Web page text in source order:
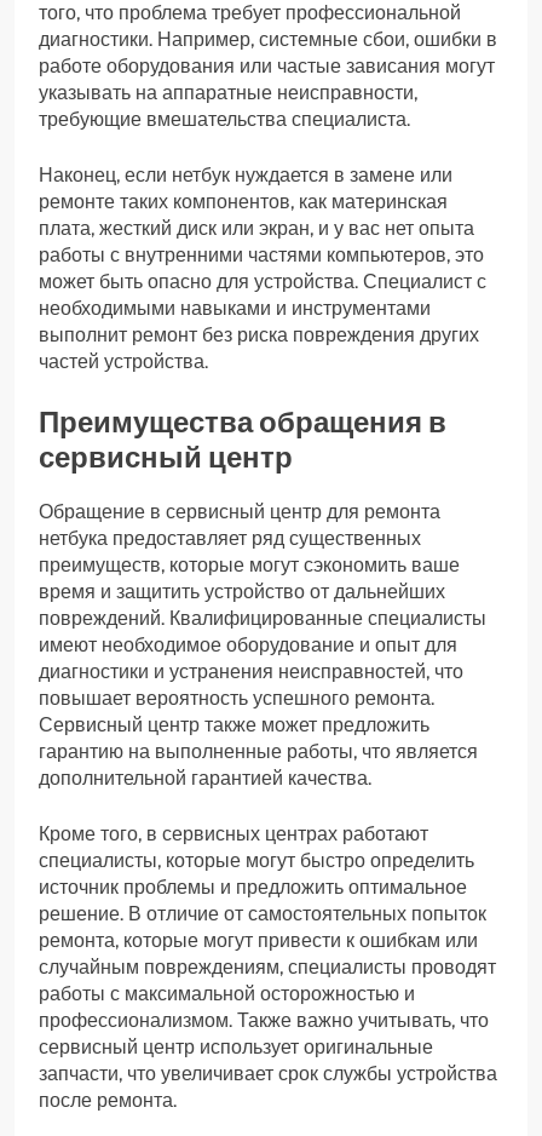
того, что проблема требует профессиональной
диагностики. Например, системные сбои, ошибки в
работе оборудования или частые зависания могут
указывать на аппаратные неисправности,
требующие вмешательства специалиста.
Наконец, если нетбук нуждается в замене или
ремонте таких компонентов, как материнская
плата, жесткий диск или экран, и у вас нет опыта
работы с внутренними частями компьютеров, это
может быть опасно для устройства. Специалист с
необходимыми навыками и инструментами
выполнит ремонт без риска повреждения других
частей устройства.
Преимущества обращения в
сервисный центр
Обращение в сервисный центр для ремонта
нетбука предоставляет ряд существенных
преимуществ, которые могут сэкономить ваше
время и защитить устройство от дальнейших
повреждений. Квалифицированные специалисты
имеют необходимое оборудование и опыт для
диагностики и устранения неисправностей, что
повышает вероятность успешного ремонта.
Сервисный центр также может предложить
гарантию на выполненные работы, что является
дополнительной гарантией качества.
Кроме того, в сервисных центрах работают
специалисты, которые могут быстро определить
источник проблемы и предложить оптимальное
решение. В отличие от самостоятельных попыток
ремонта, которые могут привести к ошибкам или
случайным повреждениям, специалисты проводят
работы с максимальной осторожностью и
профессионализмом. Также важно учитывать, что
сервисный центр использует оригинальные
запчасти, что увеличивает срок службы устройства
после ремонта.